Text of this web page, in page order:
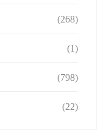
(268)
(1)
(798)
(22)